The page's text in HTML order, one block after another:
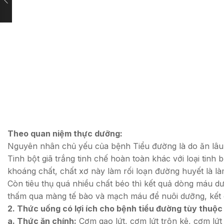
Theo quan niệm thực dưỡng:
Nguyên nhân chủ yếu của bệnh Tiểu đường là do ăn
Tinh bột giã trắng tinh chế hoàn toàn khác với loại tinh
khoáng chất, chất xơ này làm rối loạn đường huyết là
Còn tiêu thụ quá nhiều chất béo thì kết quả dòng máu
thấm qua màng tế bào và mạch máu để nuôi dưỡng,
2. Thức uống có lợi ích cho bệnh tiểu đường tùy
a. Thức ăn chính: Cơm gạo lứt, cơm lứt trộn kê, cơm